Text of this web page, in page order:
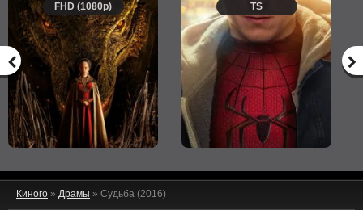
FHD (1080p) TS
Киного » Драмы » Судьба (2016)